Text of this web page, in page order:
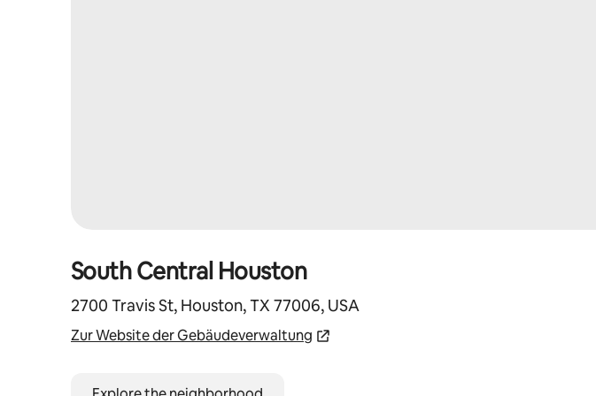
South Central Houston
2700 Travis St, Houston, TX 77006, USA
Zur Website der Gebäudeverwaltung